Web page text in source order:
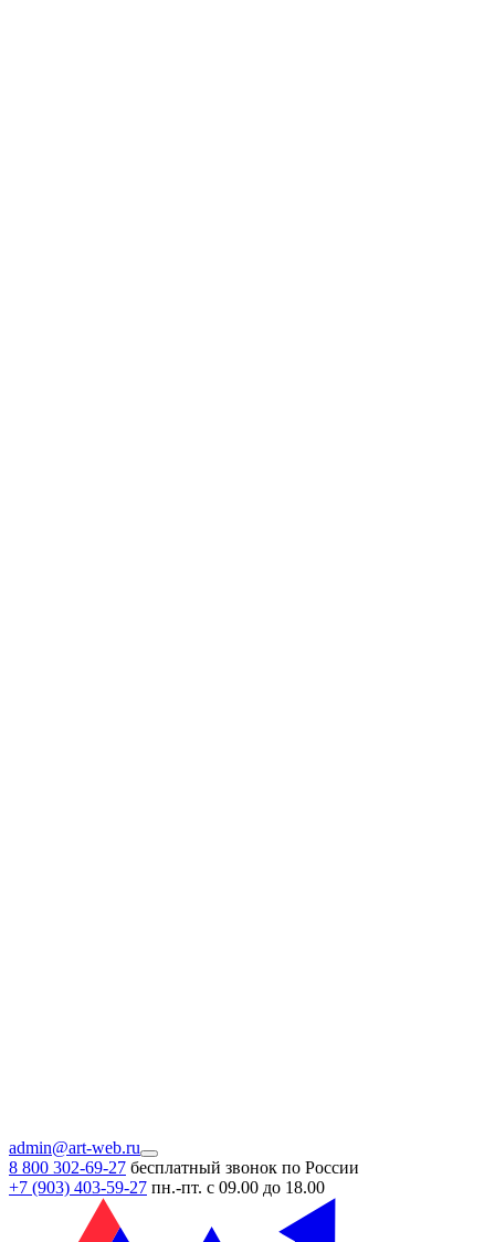
admin@art-web.ru
8 800 302-69-27 бесплатный звонок по России
+7 (903) 403-59-27 пн.-пт. с 09.00 до 18.00